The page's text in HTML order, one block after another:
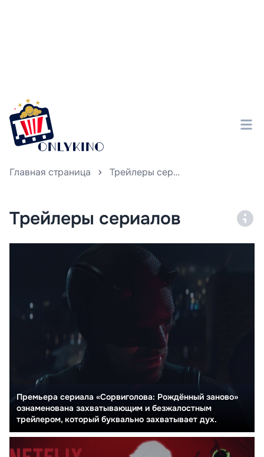
Главная страница Трейлеры сериалов
Трейлеры сериалов
Премьера сериала «Сорвиголова: Рождённый заново»
ознаменована захватывающим и безжалостным
трейлером, который буквально захватывает дух.